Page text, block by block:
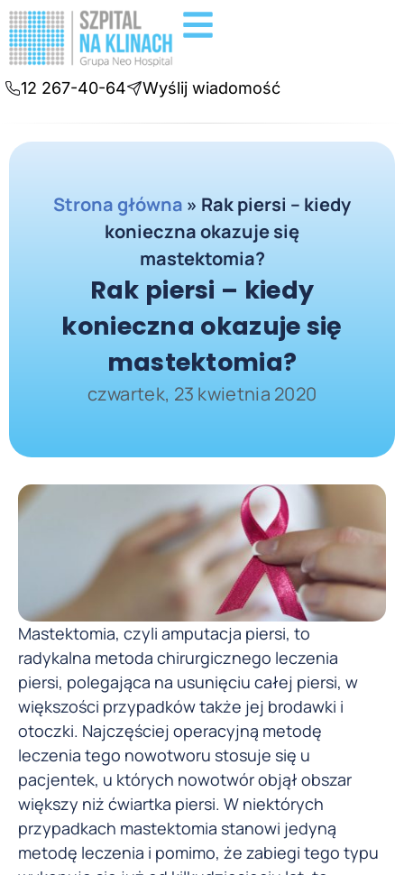
12 267-40-64 Wyślij wiadomość
Strona główna » Rak piersi – kiedy
konieczna okazuje się
mastektomia?
Rak piersi – kiedy
konieczna okazuje się
mastektomia?
czwartek, 23 kwietnia 2020
Mastektomia, czyli amputacja piersi, to
radykalna metoda chirurgicznego leczenia
piersi, polegająca na usunięciu całej piersi, w
większości przypadków także jej brodawki i
otoczki. Najczęściej operacyjną metodę
leczenia tego nowotworu stosuje się u
pacjentek, u których nowotwór objął obszar
większy niż ćwiartka piersi. W niektórych
przypadkach mastektomia stanowi jedyną
metodę leczenia i pomimo, że zabiegi tego typu